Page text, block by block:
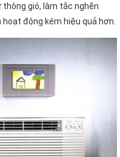
gió, làm tắc nghẽn
động kém hiệu quả hơn.